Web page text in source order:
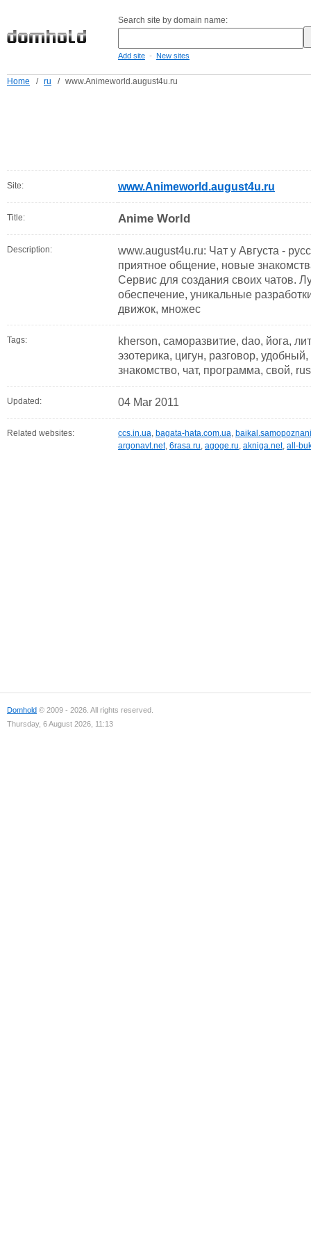
Search site by domain name:
Add site - New sites
Home / ru / www.Animeworld.august4u.ru
Site: www.Animeworld.august4u.ru
Title: Anime World
Description:
www.august4u.ru: Чат у Августа -
приятное общение, новые
Сервис для создания своих чатов.
обеспечение, уникальные
движок, множес
Tags:
kherson, саморазвитие, dao, йога,
эзотерика, цигун, разговор,
знакомство, чат, программа, свой,
Updated: 04 Mar 2011
Related websites: ccs.in.ua, bagata-hata.com.ua,
argonavt.net, 6rasa.ru, agoge.ru, akniga.net, all-
Domhold © 2009 - 2026. All rights reserved.
Thursday, 6 August 2026, 11:13